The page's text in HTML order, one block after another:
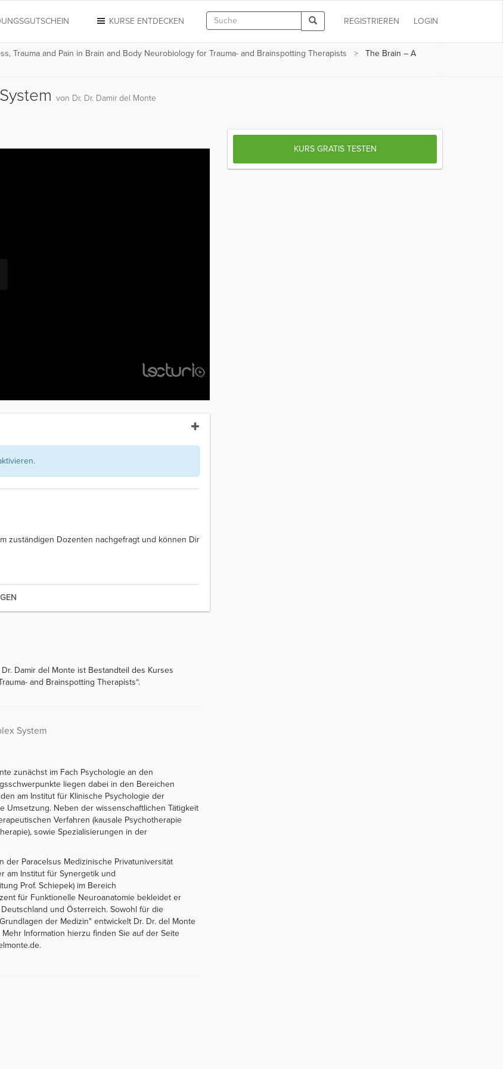
LOGIN
REGISTRIEREN
KURSE ENTDECKEN
Trauma and Pain in Brain and Body Neurobiology for Trauma- and Brainspotting Therapists
The Brain – A
von Dr. Dr. Damir del Monte
zuständigen Dozenten nachgefragt und können Dir
Damir del Monte ist Bestandteil des Kurses
and Brainspotting Therapists“.
System
zunächst im Fach Psychologie an den
liegen dabei in den Bereichen
am Institut für Klinische Psychologie der
Umsetzung. Neben der wissenschaftlichen Tätigkeit
Verfahren (kausale Psychotherapie
sowie Spezialisierungen in der
der Paracelsus Medizinische Privatuniversität
am Institut für Synergetik und
Prof. Schiepek) im Bereich
für Funktionelle Neuroanatomie bekleidet er
und Österreich. Sowohl für die
der Medizin" entwickelt Dr. Dr. del Monte
Information hierzu finden Sie auf der Seite
KURS GRATIS TESTEN